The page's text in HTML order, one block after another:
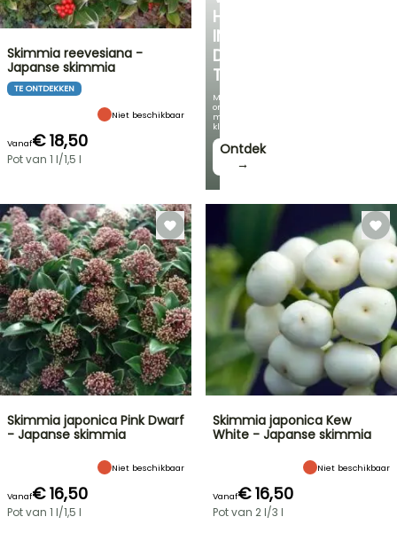
HOEKJE
IN
DE
TUIN
Met
onze
mooiste
klimplanten!
Ontdek
→
Skimmia reevesiana -
Japanse skimmia
TE ONTDEKKEN
Niet beschikbaar
Vanaf€ 18,50
Pot van 1 l/1,5 l
Skimmia japonica Pink Dwarf
- Japanse skimmia
Niet beschikbaar
Vanaf€ 16,50
Pot van 1 l/1,5 l
Skimmia japonica Kew
White - Japanse skimmia
Niet beschikbaar
Vanaf€ 16,50
Pot van 2 l/3 l